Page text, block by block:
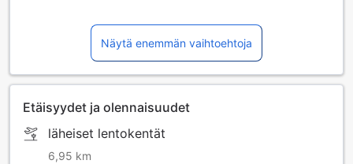
Näytä enemmän vaihtoehtoja
Etäisyydet ja olennaisuudet
läheiset lentokentät
6,95 km